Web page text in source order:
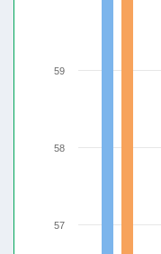
57
58
59